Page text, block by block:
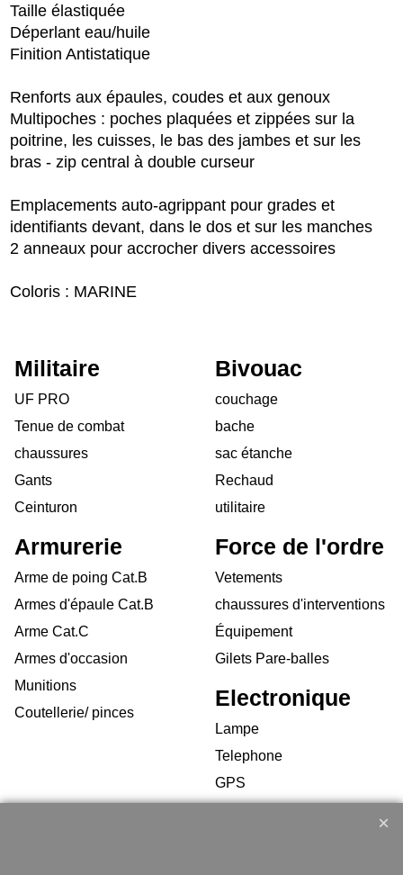
Taille élastiquée
Déperlant eau/huile
Finition Antistatique
Renforts aux épaules, coudes et aux genoux
Multipoches : poches plaquées et zippées sur la
poitrine, les cuisses, le bas des jambes et sur les
bras - zip central à double curseur
Emplacements auto-agrippant pour grades et
identifiants devant, dans le dos et sur les manches
2 anneaux pour accrocher divers accessoires
Coloris : MARINE
Militaire
UF PRO
Tenue de combat
chaussures
Gants
Ceinturon
Bivouac
couchage
bache
sac étanche
Rechaud
utilitaire
Armurerie
Arme de poing Cat.B
Armes d'épaule Cat.B
Arme Cat.C
Armes d'occasion
Munitions
Coutellerie/ pinces
Force de l'ordre
Vetements
chaussures d'interventions
Équipement
Gilets Pare-balles
Electronique
Lampe
Telephone
GPS